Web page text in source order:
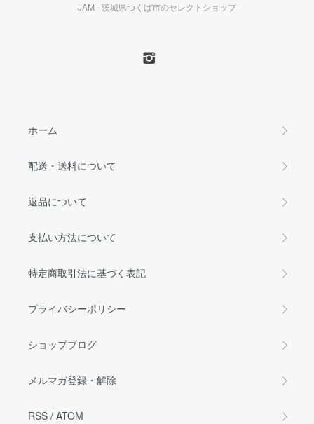
JAM - 茨城県つくば市のセレクトショップ
ホーム
配送・送料について
返品について
支払い方法について
特定商取引法に基づく表記
プライバシーポリシー
ショップブログ
メルマガ登録・解除
RSS / ATOM